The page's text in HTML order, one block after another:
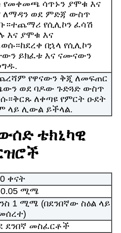
የመቀመጫ ሳጥኑን ያሞቁ እና
ለማዳን ወደ ምድጃ ውስጥ
የሲሊኮን ፈሳሽ
እና ያሞቁ እና
በኋላ የሲሊኮን
ይክፈቱ እና ናሙናውን
የዋናውን ቅጂ ለመፍጠር
ወደ ባዶው ጉድጓድ ውስጥ
ለቀጣዩ የምርት ዑደት
ላይ ሊውል ይችላል.
ቴክኒካዊ
ቀናት
0.05 ሚሜ
1 ሚሜ (በደንበኛው ስዕል ላይ
ደንበኛ መስፈርቶች